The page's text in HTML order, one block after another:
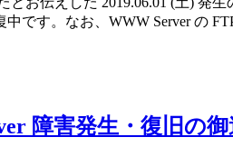
です。なお、WWW Server の
障害発生・復旧の